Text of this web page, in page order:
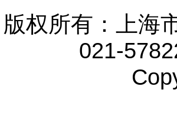
版权所有：上海
021-